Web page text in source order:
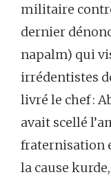
militaire
dernier
napalm) qui
irrédentistes
livré le chef :
avait scellé
fraternisation
la cause